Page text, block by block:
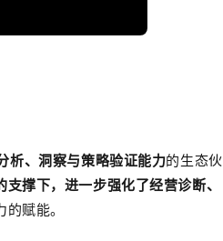
析、洞察与策略验证能力的生态伙
撑下，进一步强化了经营诊断、
赋能。